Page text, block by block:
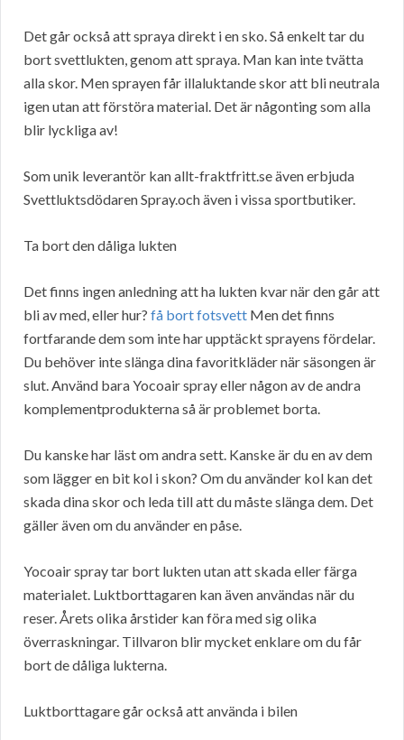
Det går också att spraya direkt i en sko. Så enkelt tar du
bort svettlukten, genom att spraya. Man kan inte tvätta
alla skor. Men sprayen får illaluktande skor att bli neutrala
igen utan att förstöra material. Det är någonting som alla
blir lyckliga av!
Som unik leverantör kan allt-fraktfritt.se även erbjuda
Svettluktsdödaren Spray.och även i vissa sportbutiker.
Ta bort den dåliga lukten
Det finns ingen anledning att ha lukten kvar när den går att
bli av med, eller hur? få bort fotsvett Men det finns
fortfarande dem som inte har upptäckt sprayens fördelar.
Du behöver inte slänga dina favoritkläder när säsongen är
slut. Använd bara Yocoair spray eller någon av de andra
komplementprodukterna så är problemet borta.
Du kanske har läst om andra sett. Kanske är du en av dem
som lägger en bit kol i skon? Om du använder kol kan det
skada dina skor och leda till att du måste slänga dem. Det
gäller även om du använder en påse.
Yocoair spray tar bort lukten utan att skada eller färga
materialet. Luktborttagaren kan även användas när du
reser. Årets olika årstider kan föra med sig olika
överraskningar. Tillvaron blir mycket enklare om du får
bort de dåliga lukterna.
Luktborttagare går också att använda i bilen